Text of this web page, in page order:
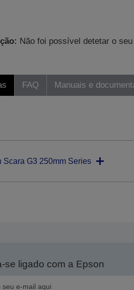
Não foi possível detetar o
FAQ Manuais e
Scara G3 250mm Series
se ligado com a Epson